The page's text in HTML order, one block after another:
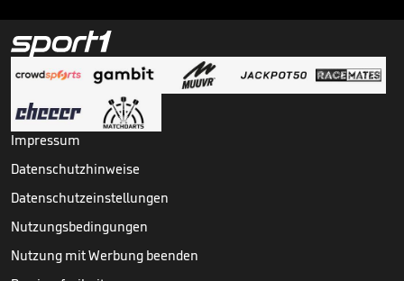
Impressum
Datenschutzhinweise
Datenschutzeinstellungen
Nutzungsbedingungen
Nutzung mit Werbung beenden